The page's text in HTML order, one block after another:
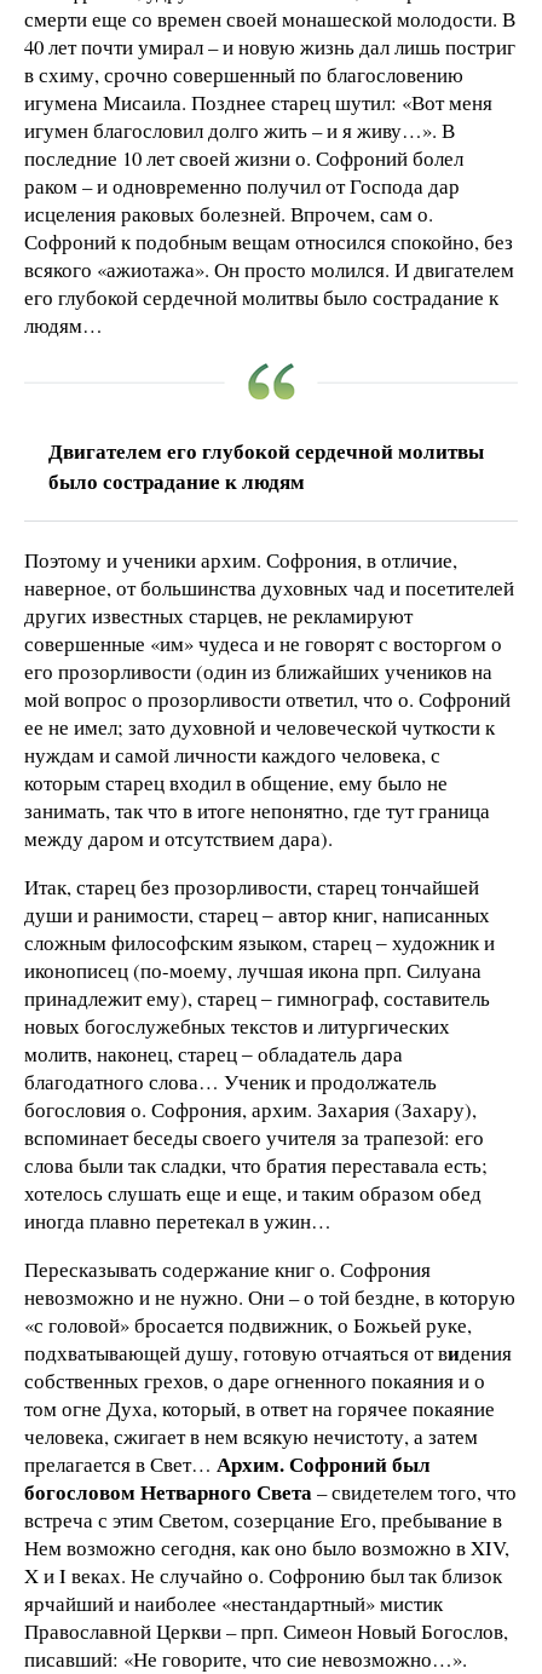
смерти еще со времен своей монашеской молодости. В
40 лет почти умирал – и новую жизнь дал лишь постриг
в схиму, срочно совершенный по благословению
игумена Мисаила. Позднее старец шутил: «Вот меня
игумен благословил долго жить – и я живу…». В
последние 10 лет своей жизни о. Софроний болел
раком – и одновременно получил от Господа дар
исцеления раковых болезней. Впрочем, сам о.
Софроний к подобным вещам относился спокойно, без
всякого «ажиотажа». Он просто молился. И двигателем
его глубокой сердечной молитвы было сострадание к
людям…
Двигателем его глубокой сердечной молитвы
было сострадание к людям
Поэтому и ученики архим. Софрония, в отличие,
наверное, от большинства духовных чад и посетителей
других известных старцев, не рекламируют
совершенные «им» чудеса и не говорят с восторгом о
его прозорливости (один из ближайших учеников на
мой вопрос о прозорливости ответил, что о. Софроний
ее не имел; зато духовной и человеческой чуткости к
нуждам и самой личности каждого человека, с
которым старец входил в общение, ему было не
занимать, так что в итоге непонятно, где тут граница
между даром и отсутствием дара).
Итак, старец без прозорливости, старец тончайшей
души и ранимости, старец ‒ автор книг, написанных
сложным философским языком, старец ‒ художник и
иконописец (по-моему, лучшая икона прп. Силуана
принадлежит ему), старец ‒ гимнограф, составитель
новых богослужебных текстов и литургических
молитв, наконец, старец ‒ обладатель дара
благодатного слова… Ученик и продолжатель
богословия о. Софрония, архим. Захария (Захару),
вспоминает беседы своего учителя за трапезой: его
слова были так сладки, что братия переставала есть;
хотелось слушать еще и еще, и таким образом обед
иногда плавно перетекал в ужин…
Пересказывать содержание книг о. Софрония
невозможно и не нужно. Они – о той бездне, в которую
«с головой» бросается подвижник, о Божьей руке,
подхватывающей душу, готовую отчаяться от видения
собственных грехов, о даре огненного покаяния и о
том огне Духа, который, в ответ на горячее покаяние
человека, сжигает в нем всякую нечистоту, а затем
прелагается в Свет… Архим. Софроний был
богословом Нетварного Света– свидетелем того, что
встреча с этим Светом, созерцание Его, пребывание в
Нем возможно сегодня, как оно было возможно в XIV,
X и I веках. Не случайно о. Софронию был так близок
ярчайший и наиболее «нестандартный» мистик
Православной Церкви – прп. Симеон Новый Богослов,
писавший: «Не говорите, что сие невозможно…».